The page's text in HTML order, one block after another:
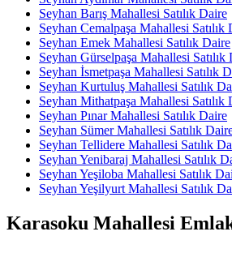
Seyhan Barış Mahallesi Satılık Daire
Seyhan Cemalpaşa Mahallesi Satılık
Seyhan Emek Mahallesi Satılık Daire
Seyhan Gürselpaşa Mahallesi Satılık
Seyhan İsmetpaşa Mahallesi Satılık
Seyhan Kurtuluş Mahallesi Satılık
Seyhan Mithatpaşa Mahallesi Satılık
Seyhan Pınar Mahallesi Satılık Daire
Seyhan Sümer Mahallesi Satılık
Seyhan Tellidere Mahallesi Satılık
Seyhan Yenibaraj Mahallesi Satılık
Seyhan Yeşiloba Mahallesi Satılık
Seyhan Yeşilyurt Mahallesi Satılık
Karasoku Mahallesi Emlak